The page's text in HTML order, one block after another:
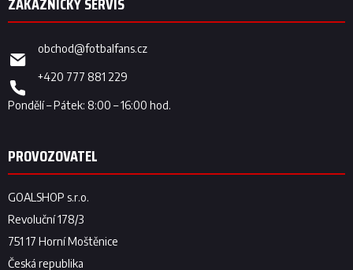
obchod@fotbalfans.cz
+420 777 881 229